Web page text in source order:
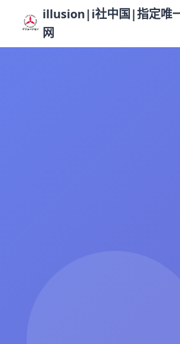
illusion|i社中国|指定唯
网